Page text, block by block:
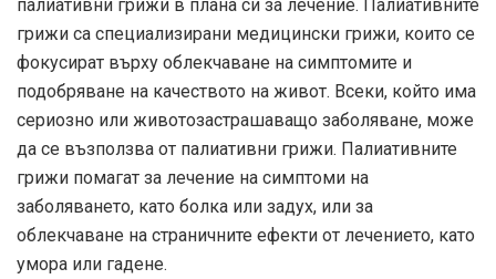
палиативни грижи в плана си за лечение. Палиативните
грижи са специализирани медицински грижи, които се
фокусират върху облекчаване на симптомите и
подобряване на качеството на живот. Всеки, който има
сериозно или животозастрашаващо заболяване, може
да се възползва от палиативни грижи. Палиативните
грижи помагат за лечение на симптоми на
заболяването, като болка или задух, или за
облекчаване на страничните ефекти от лечението, като
умора или гадене.